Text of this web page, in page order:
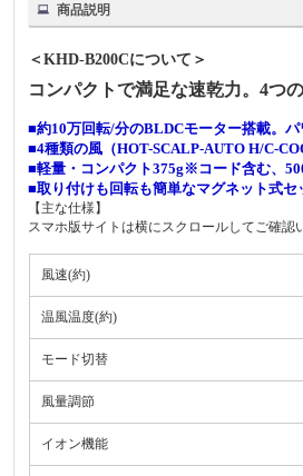
商品説明
＜KHD-B200Cについて＞
コンパクトで満足な速乾力。4つ
■約10万回転/分のBLDCモーター搭載。
■4種類の風（HOT-SCALP-AUTO H/C-
■軽量・コンパクト375g※コード含む、
■取り付けも回転も簡単なマグネット式
【主な仕様】
スマホ版サイトは横にスクロールしてご確認
風速(約)
温風温度(約)
モード切替
風量調節
イオン機能